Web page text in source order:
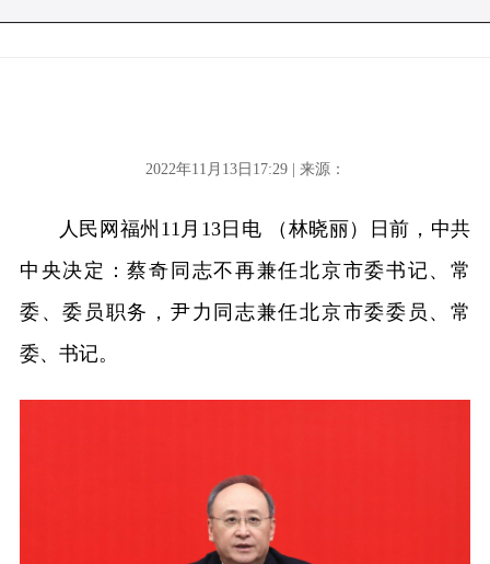
2022年11月13日17:29 | 来源：
人民网福州11月13日电 （林晓丽）日前，中共
中央决定：蔡奇同志不再兼任北京市委书记、常
委、委员职务，尹力同志兼任北京市委委员、常
委、书记。